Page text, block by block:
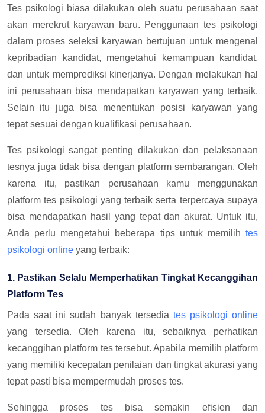
Tes psikologi biasa dilakukan oleh suatu perusahaan saat
akan merekrut karyawan baru. Penggunaan tes psikologi
dalam proses seleksi karyawan bertujuan untuk mengenal
kepribadian kandidat, mengetahui kemampuan kandidat,
dan untuk memprediksi kinerjanya. Dengan melakukan hal
ini perusahaan bisa mendapatkan karyawan yang terbaik.
Selain itu juga bisa menentukan posisi karyawan yang
tepat sesuai dengan kualifikasi perusahaan.
Tes psikologi sangat penting dilakukan dan pelaksanaan
tesnya juga tidak bisa dengan platform sembarangan. Oleh
karena itu, pastikan perusahaan kamu menggunakan
platform tes psikologi yang terbaik serta terpercaya supaya
bisa mendapatkan hasil yang tepat dan akurat. Untuk itu,
Anda perlu mengetahui beberapa tips untuk memilih tes
psikologi online yang terbaik:
1. Pastikan Selalu Memperhatikan Tingkat Kecanggihan
Platform Tes
Pada saat ini sudah banyak tersedia tes psikologi online
yang tersedia. Oleh karena itu, sebaiknya perhatikan
kecanggihan platform tes tersebut. Apabila memilih platform
yang memiliki kecepatan penilaian dan tingkat akurasi yang
tepat pasti bisa mempermudah proses tes.
Sehingga proses tes bisa semakin efisien dan